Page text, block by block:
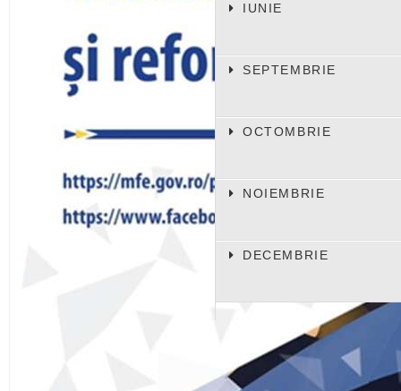
IUNIE
SEPTEMBRIE
OCTOMBRIE
NOIEMBRIE
DECEMBRIE